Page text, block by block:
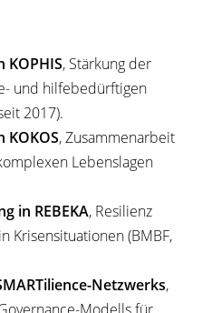
, Stärkung der
und hilfebedürftigen
2017).
, Zusammenarbeit
Lebenslagen
in REBEKA, Resilienz
Krisensituationen (BMBF,
Netzwerks,